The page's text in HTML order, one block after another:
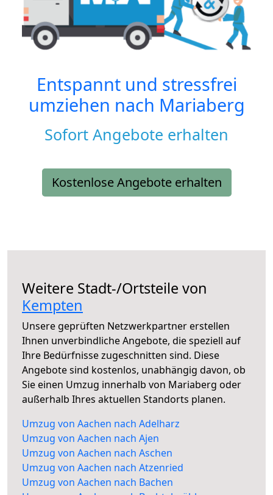
Entspannt und stressfrei
umziehen nach Mariaberg
Sofort Angebote erhalten
Kostenlose Angebote erhalten
Weitere Stadt-/Ortsteile von
Kempten
Unsere geprüften Netzwerkpartner erstellen
Ihnen unverbindliche Angebote, die speziell auf
Ihre Bedürfnisse zugeschnitten sind. Diese
Angebote sind kostenlos, unabhängig davon, ob
Sie einen Umzug innerhalb von Mariaberg oder
außerhalb Ihres aktuellen Standorts planen.
Umzug von Aachen nach Adelharz
Umzug von Aachen nach Ajen
Umzug von Aachen nach Aschen
Umzug von Aachen nach Atzenried
Umzug von Aachen nach Bachen